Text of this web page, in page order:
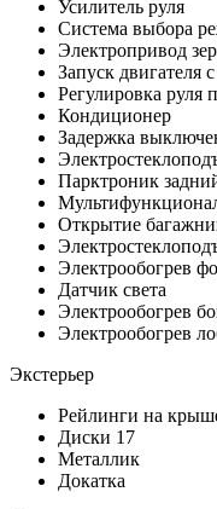
Усилитель руля
Система выбора
Электропривод
Запуск двигателя
Регулировка руля
Кондиционер
Задержка
Парктроник
Открытие
Электрообогрев
Датчик света
Электрообогрев
Электрообогрев
Экстерьер
Рейлинги на
Диски 17
Металлик
Докатка